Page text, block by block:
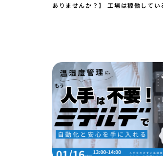
ありませんか？】 工場は稼働してい